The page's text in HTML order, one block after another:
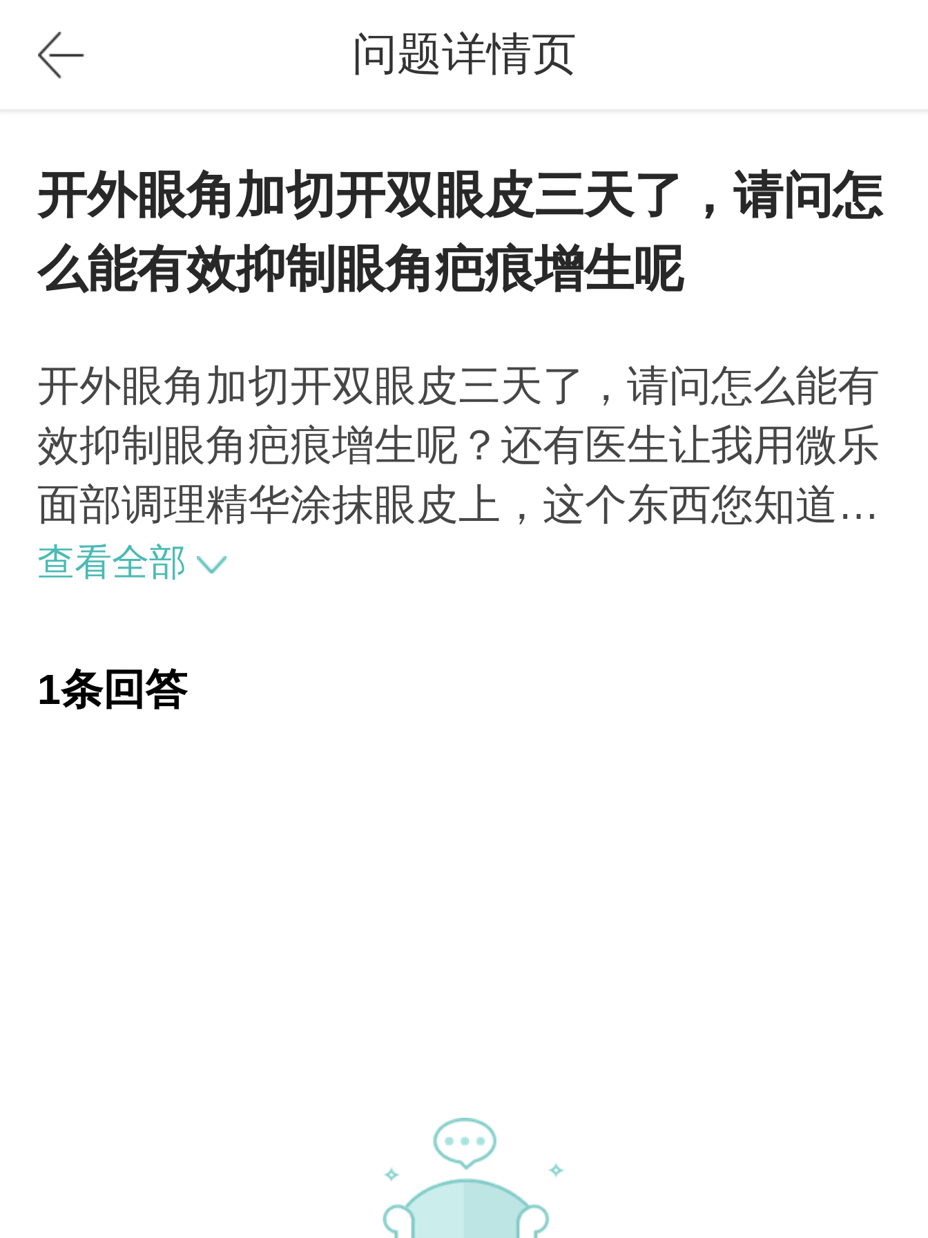
问题详情页
开外眼角加切开双眼皮三天了，请问怎
么能有效抑制眼角疤痕增生呢
开外眼角加切开双眼皮三天了，请问怎么能有
效抑制眼角疤痕增生呢？还有医生让我用微乐
面部调理精华涂抹眼皮上，这个东西您知道有
什么作用吗？可以涂抹一些抗疤痕类的药物。
根据医生的建议使用的。
查看全部
1条回答